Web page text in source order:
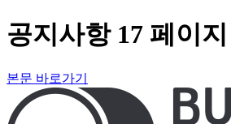
공지사항 17 페이지
본문 바로가기